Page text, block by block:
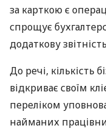
за карткою є
спрощує
додаткову
До речі, кількість
відкриває своїм
переліком
найманих